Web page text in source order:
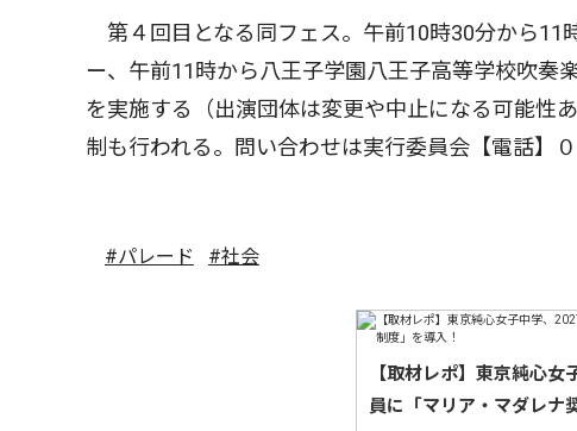
第４回目となる同フェス。午前10時30分から11
ー、午前11時から八王子学園八王子高等学校吹奏
を実施する（出演団体は変更や中止になる可能性
制も行われる。問い合わせは実行委員会【電話】
#パレード #社会
【取材レポ】東京純心
員に「マリア・マダレナ